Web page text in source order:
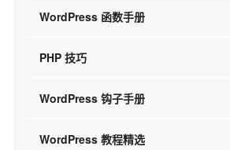
WordPress 函数手册
PHP 技巧
WordPress 钩子手册
WordPress 教程精选